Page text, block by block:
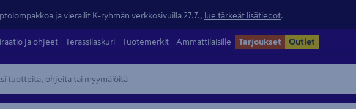
ja vierailit K-ryhmän verkkosivuilla 27.7., lue tärkeät lisätiedot
ja ohjeet Terassilaskuri Tuotemerkit Ammattilaisille Tarjoukset Outlet